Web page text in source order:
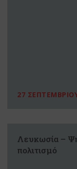
27
Λευκωσία –
πολιτισμό